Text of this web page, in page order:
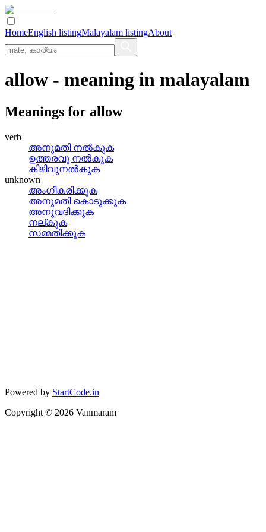
HomeEnglish listingMalayalam listingAbout
allow - meaning in malayalam
Meanings for allow
verb
അനുമതി നല്‍കുക
ഉത്തരവു നല്‍കുക
കിഴിവുനല്‍കുക
unknown
അംഗീകരിക്കുക
അനുമതി കൊടുക്കുക
അനുവദിക്കുക
നല്കുക
സമ്മതിക്കുക
Powered by StartCode.in
Copyright © 2026 Vanmaram